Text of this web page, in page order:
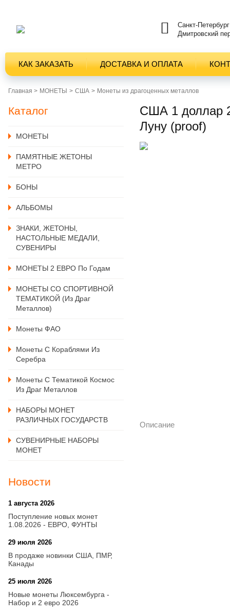
Санкт-Петербург
Дмитровский
КАК ЗАКАЗАТЬ ДОСТАВКА И ОПЛАТА
Главная > MОНЕТЫ США Монеты из драгоценных металлов
Каталог
MОНЕТЫ
ПАМЯТНЫЕ ЖЕТОНЫ
МЕТРО
БОНЫ
АЛЬБОМЫ
ЗНАКИ, ЖЕТОНЫ,
НАСТОЛЬНЫЕ МЕДАЛИ,
СУВЕНИРЫ
МОНЕТЫ 2 ЕВРО По Годам
МОНЕТЫ СО СПОРТИВНОЙ
ТЕМАТИКОЙ (из Драг
Металлов)
Монеты ФАО
Монеты С Кораблями Из
Серебра
Монеты С Тематикой Космос
Из Драг Металлов
НАБОРЫ МОНЕТ
РАЗЛИЧНЫХ ГОСУДАРСТВ
СУВЕНИРНЫЕ НАБОРЫ
МОНЕТ
Новости
1 августа 2026
Поступление новых монет
1.08.2026 - ЕВРО, ФУНТЫ
29 июля 2026
В продаже новинки США, ПМР,
Канады
25 июля 2026
Новые монеты Люксембурга -
Набор и 2 евро 2026
США 1 доллар
Луну (proof)
Описание